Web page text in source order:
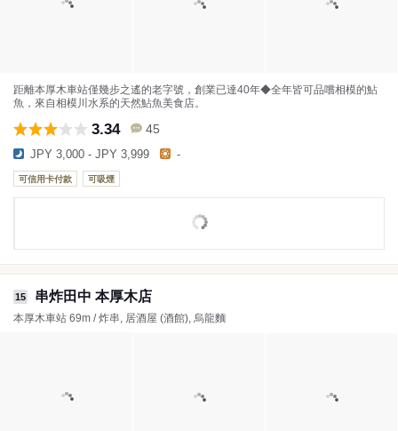
距離本厚木車站僅幾步之遙的老字號，創業已達40年◆全年皆可品嚐相模的鮎
魚，來自相模川水系的天然鮎魚美食店。
3.34 45
JPY 3,000 - JPY 3,999 -
可信用卡付款 可吸煙
15 串炸田中 本厚木店
本厚木車站 69m / 炸串, 居酒屋 (酒館), 烏龍麵